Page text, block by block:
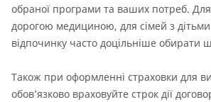
обраної програми та ваших потреб. Для
дорогою медициною, для сімей з
відпочинку часто доцільніше обирати
Також при оформленні страховки для
обов’язково враховуйте строк дії